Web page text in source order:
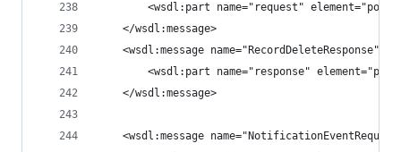
<wsdl:part name="request"
    </wsdl:message>
    <wsdl:message name="RecordDeleteResponse">
<wsdl:part name="response"
    </wsdl:message>
<wsdl:message